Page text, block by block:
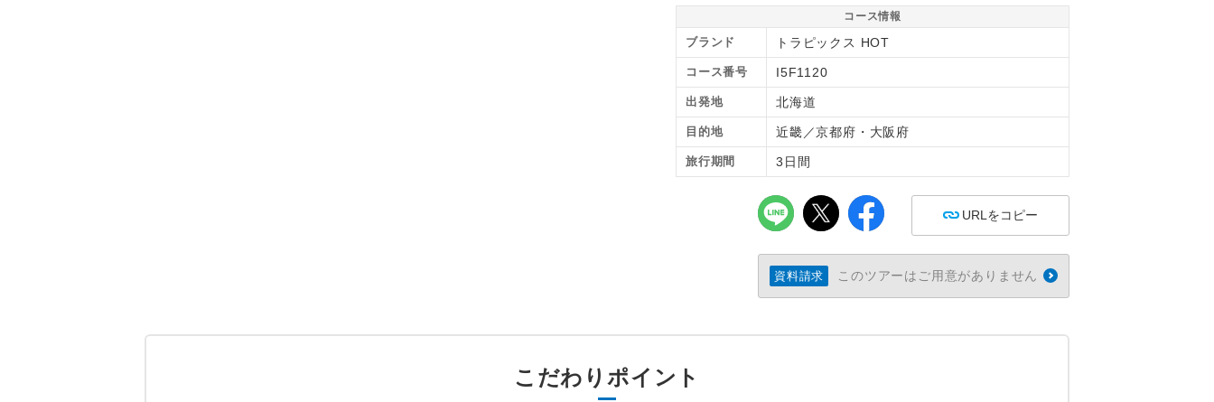
コース情報
ブランド トラピックス HOT
コース番号 I5F1120
出発地 北海道
目的地 近畿／京都府・大阪府
旅行期間 3日間
URLをコピー
資料請求 このツアーはご用意がありません
こだわりポイント